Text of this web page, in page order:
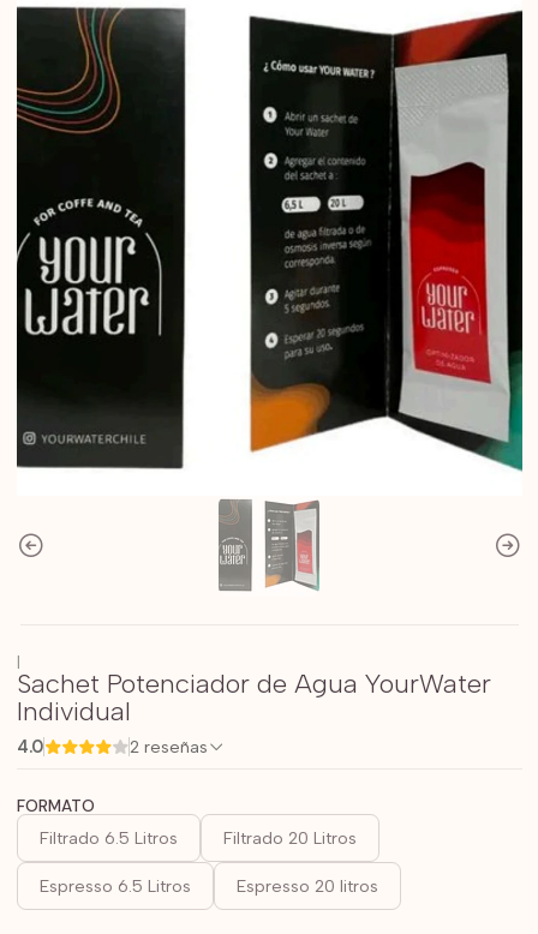
|
Sachet Potenciador de Agua YourWater
Individual
4.0 2 reseñas
FORMATO
Filtrado 6.5 Litros Filtrado 20 Litros
Espresso 6.5 Litros Espresso 20 litros